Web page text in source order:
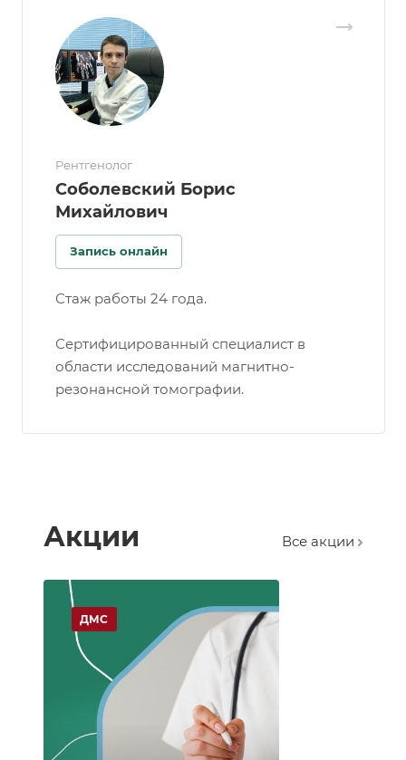
Рентгенолог
Соболевский Борис
Михайлович
Запись онлайн
Стаж работы 24 года.
Сертифицированный специалист в
области исследований магнитно-
резонансной томографии.
Акции Все акции
ДМС